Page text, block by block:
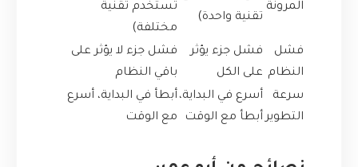
المرونة
تقنية واحدة)
تستخدم تقنية
مختلفة)
فشل
النظام
فشل جزء يؤثر
على الكل
فشل جزء لا يؤثر على
باقي النظام
سرعة
التطوير
أسرع في البداية،
أبطأ مع الوقت
أبطأ في البداية، أسرع
مع الوقت